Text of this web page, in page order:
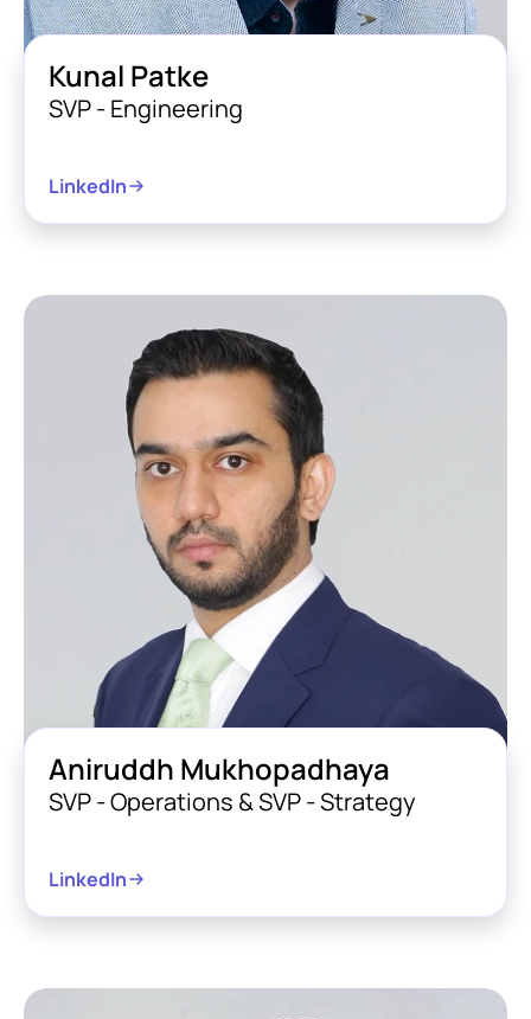
Kunal Patke
SVP - Engineering
LinkedIn
Aniruddh Mukhopadhaya
SVP - Operations & SVP - Strategy
LinkedIn